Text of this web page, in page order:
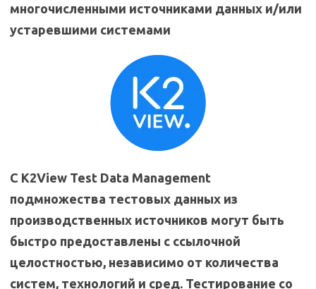
многочисленными источниками данных и/или
устаревшими системами
С K2View Test Data Management
подмножества тестовых данных из
производственных источников могут быть
быстро предоставлены с ссылочной
целостностью, независимо от количества
систем, технологий и сред. Тестирование со